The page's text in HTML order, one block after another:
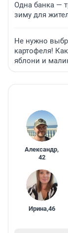
Одна банка —
зиму для
Не нужно
картофеля!
яблони и
Александр,
42
Ирина,46